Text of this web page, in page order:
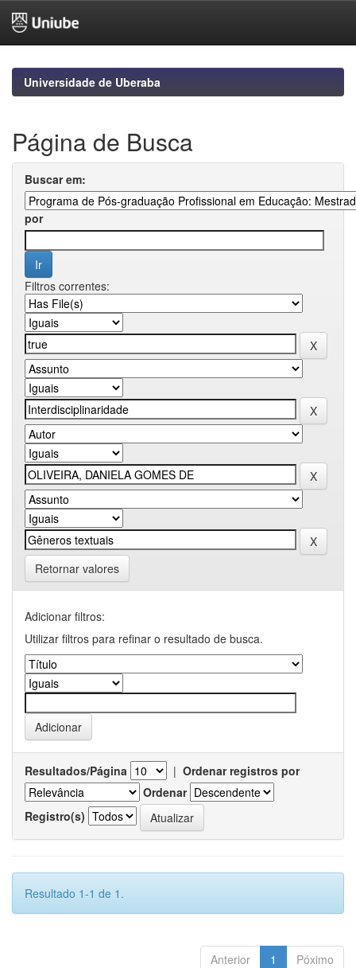
navigationUniversidade de Uberaba
Página de Busca
Buscar em:
por
Filtros correntes:
Retornar valores
Adicionar filtros:
Utilizar filtros para refinar o resultado de busca.
Resultados/Página | Ordenar registros por
Ordenar
Registro(s)
Resultado 1-1 de 1.
Anterior 1 Póximo